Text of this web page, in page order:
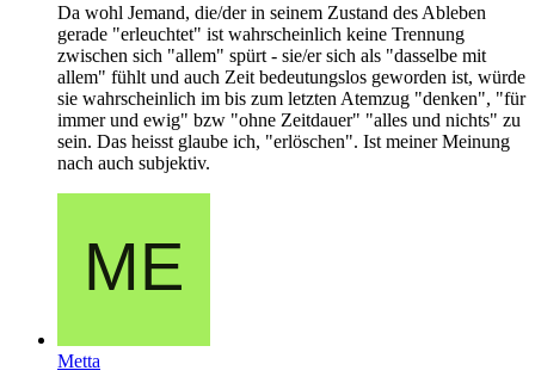
Da wohl Jemand, die/der in seinem Zustand des Ableben
gerade "erleuchtet" ist wahrscheinlich keine Trennung
zwischen sich "allem" spürt - sie/er sich als "dasselbe mit
allem" fühlt und auch Zeit bedeutungslos geworden ist, würde
sie wahrscheinlich im bis zum letzten Atemzug "denken", "für
immer und ewig" bzw "ohne Zeitdauer" "alles und nichts" zu
sein. Das heisst glaube ich, "erlöschen". Ist meiner Meinung
nach auch subjektiv.
Metta